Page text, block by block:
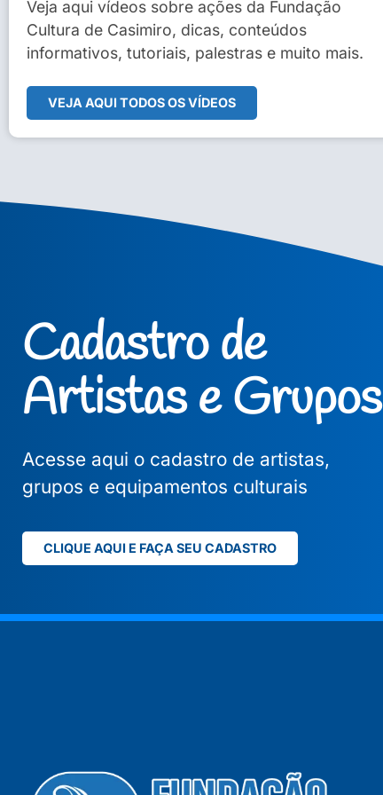
Veja aqui vídeos sobre ações da Fundação
Cultura de Casimiro, dicas, conteúdos
informativos, tutoriais, palestras e muito mais.
VEJA AQUI TODOS OS VÍDEOS
Sidney Macedo de Oliveira
Veja Vídeo Completo
Cadastro de
Artistas e Grupos
Acesse aqui o cadastro de artistas,
grupos e equipamentos culturais
CLIQUE AQUI E FAÇA SEU CADASTRO